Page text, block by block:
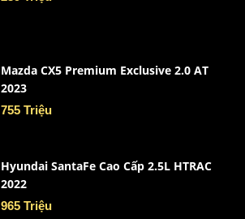
Mazda CX5 Premium Exclusive 2.0 AT
2023
755 Triệu
Hyundai SantaFe Cao Cấp 2.5L HTRAC
2022
965 Triệu